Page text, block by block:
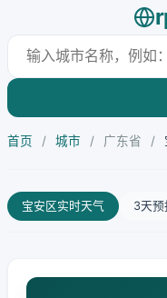
首页 / 城市 / 广东省 /
宝安区实时天气 3天预